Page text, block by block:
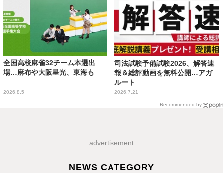
全国高校麻雀32チーム本選出
場…麻布や大阪星光、東海も
2026.8.5
司法試験予備試験2026、解答速
報＆総評動画を無料公開…アガ
ルート
2026.7.21
Recommended by
advertisement
NEWS CATEGORY